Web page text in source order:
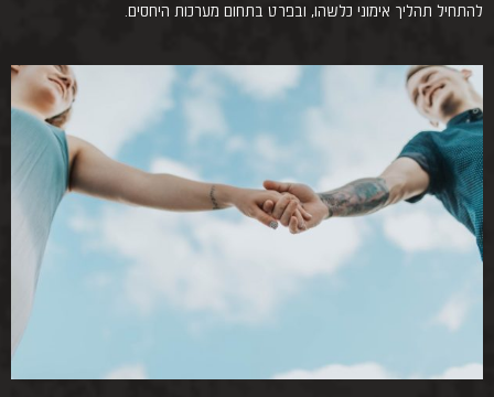
להתחיל תהליך אימוני כלשהו, ובפרט בתחום מערכות היחסים.